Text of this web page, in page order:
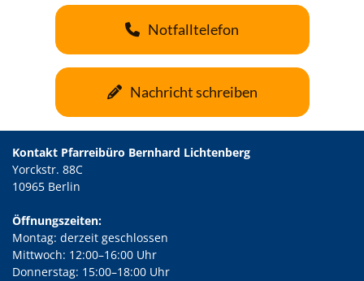
Notfalltelefon
Nachricht schreiben
Kontakt Pfarreibüro Bernhard Lichtenberg
Yorckstr. 88C
10965 Berlin
Öffnungszeiten:
Montag: derzeit geschlossen
Mittwoch: 12:00–16:00 Uhr
Donnerstag: 15:00–18:00 Uhr